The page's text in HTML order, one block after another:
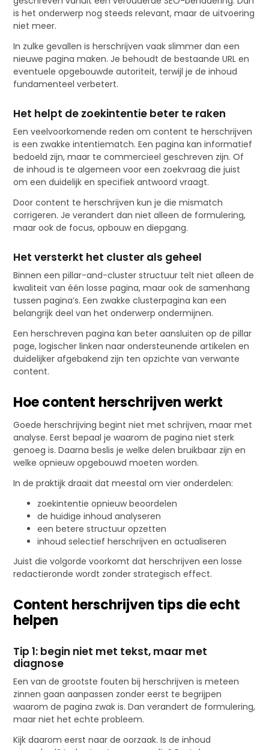
is het onderwerp nog steeds relevant, maar de uitvoering
niet meer.
In zulke gevallen is herschrijven vaak slimmer dan een
nieuwe pagina maken. Je behoudt de bestaande URL en
eventuele opgebouwde autoriteit, terwijl je de inhoud
fundamenteel verbetert.
Het helpt de zoekintentie beter te raken
Een veelvoorkomende reden om content te herschrijven
is een zwakke intentiematch. Een pagina kan informatief
bedoeld zijn, maar te commercieel geschreven zijn. Of
de inhoud is te algemeen voor een zoekvraag die juist
om een duidelijk en specifiek antwoord vraagt.
Door content te herschrijven kun je die mismatch
corrigeren. Je verandert dan niet alleen de formulering,
maar ook de focus, opbouw en diepgang.
Het versterkt het cluster als geheel
Binnen een pillar-and-cluster structuur telt niet alleen de
kwaliteit van één losse pagina, maar ook de samenhang
tussen pagina’s. Een zwakke clusterpagina kan een
belangrijk deel van het onderwerp ondermijnen.
Een herschreven pagina kan beter aansluiten op de pillar
page, logischer linken naar ondersteunende artikelen en
duidelijker afgebakend zijn ten opzichte van verwante
content.
Hoe content herschrijven werkt
Goede herschrijving begint niet met schrijven, maar met
analyse. Eerst bepaal je waarom de pagina niet sterk
genoeg is. Daarna beslis je welke delen bruikbaar zijn en
welke opnieuw opgebouwd moeten worden.
In de praktijk draait dat meestal om vier onderdelen:
zoekintentie opnieuw beoordelen
de huidige inhoud analyseren
een betere structuur opzetten
inhoud selectief herschrijven en actualiseren
Juist die volgorde voorkomt dat herschrijven een losse
redactieronde wordt zonder strategisch effect.
Content herschrijven tips die echt
helpen
Tip 1: begin niet met tekst, maar met
diagnose
Een van de grootste fouten bij herschrijven is meteen
zinnen gaan aanpassen zonder eerst te begrijpen
waarom de pagina zwak is. Dan verandert de formulering,
maar niet het echte probleem.
Kijk daarom eerst naar de oorzaak. Is de inhoud